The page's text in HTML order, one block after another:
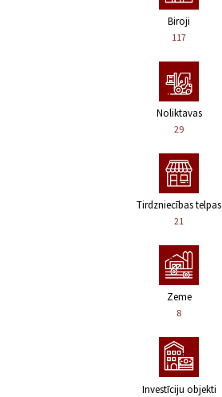
Biroji
117
Noliktavas
29
Tirdzniecības telpas
21
Zeme
8
Investīciju objekti